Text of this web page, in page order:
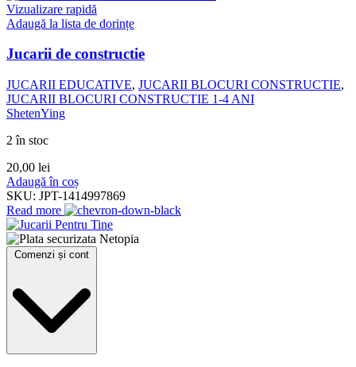
Vizualizare rapidă
Adaugă la lista de dorințe
Jucarii de constructie
JUCARII EDUCATIVE, JUCARII BLOCURI CONSTRUCTIE,
JUCARII BLOCURI CONSTRUCTIE 1-4 ANI
ShetenYing
2 în stoc
20,00 lei
Adaugă în coș
SKU: JPT-1414997869
Read more
Comenzi și cont